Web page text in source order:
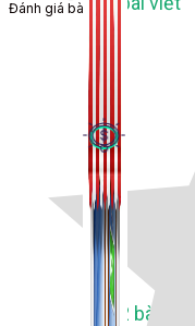
Kiếm Tiền MMO
1,422 bài viết
Đánh giá bài viết